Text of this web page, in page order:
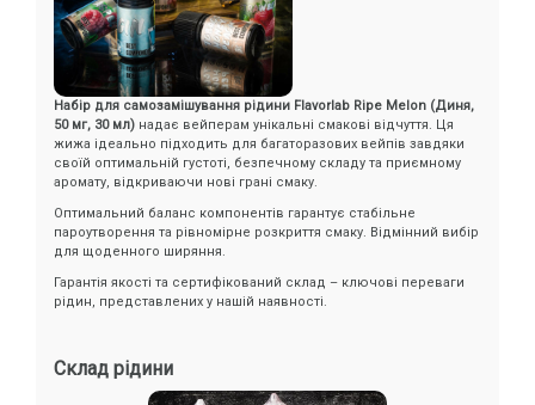
Набір для самозамішування рідини Flavorlab Ripe Melon (Диня,
50 мг, 30 мл) надає вейперам унікальні смакові відчуття. Ця
жижа ідеально підходить для багаторазових вейпів завдяки
своїй оптимальній густоті, безпечному складу та приємному
аромату, відкриваючи нові грані смаку.
Оптимальний баланс компонентів гарантує стабільне
пароутворення та рівномірне розкриття смаку. Відмінний вибір
для щоденного ширяння.
Гарантія якості та сертифікований склад – ключові переваги
рідин, представлених у нашій наявності.
Склад рідини